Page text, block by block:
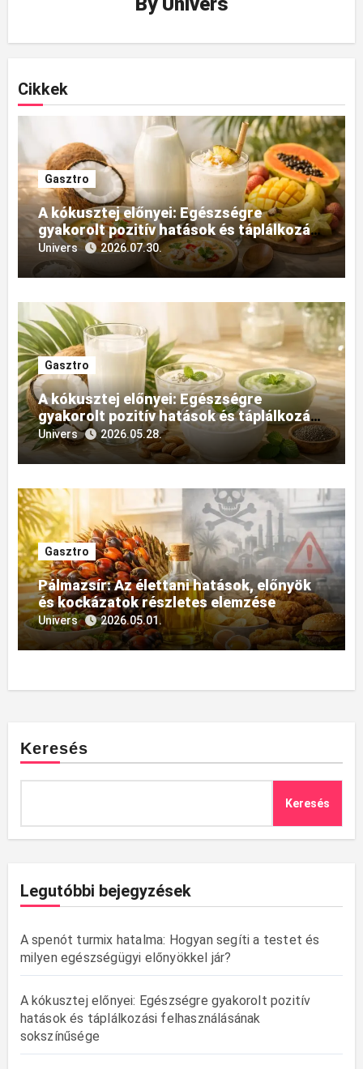
Cikkek
Gasztro
A kókusztej előnyei: Egészségre
gyakorolt pozitív hatások és táplálkozási
felhasználásának sokszínűsége
Univers 2026.07.30.
Gasztro
A kókusztej előnyei: Egészségre
gyakorolt pozitív hatások és táplálkozási
felhasználásának sokszínűsége
Univers 2026.05.28.
Gasztro
Pálmazsír: Az élettani hatások, előnyök
és kockázatok részletes elemzése
Univers 2026.05.01.
Keresés
Keresés
Legutóbbi bejegyzések
A spenót turmix hatalma: Hogyan segíti a testet és
milyen egészségügyi előnyökkel jár?
A kókusztej előnyei: Egészségre gyakorolt pozitív
hatások és táplálkozási felhasználásának
sokszínűsége